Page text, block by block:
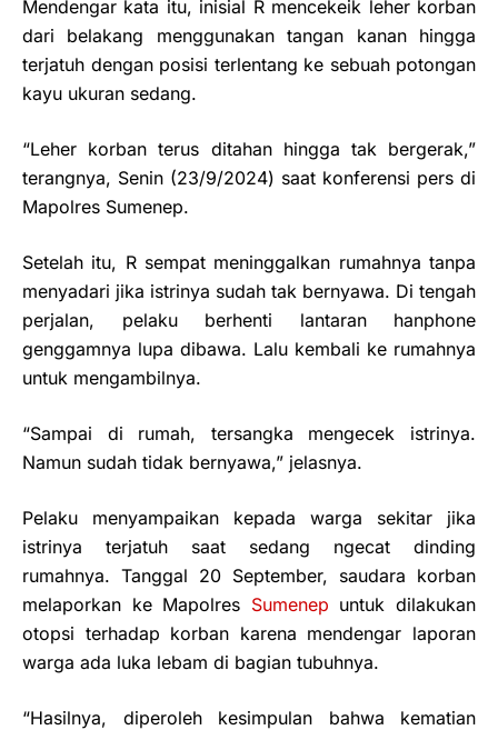
Mendengar kata itu, inisial R mencekeik leher korban
dari belakang menggunakan tangan kanan hingga
terjatuh dengan posisi terlentang ke sebuah potongan
kayu ukuran sedang.
“Leher korban terus ditahan hingga tak bergerak,”
terangnya, Senin (23/9/2024) saat konferensi pers di
Mapolres Sumenep.
Setelah itu, R sempat meninggalkan rumahnya tanpa
menyadari jika istrinya sudah tak bernyawa. Di tengah
perjalan, pelaku berhenti lantaran hanphone
genggamnya lupa dibawa. Lalu kembali ke rumahnya
untuk mengambilnya.
“Sampai di rumah, tersangka mengecek istrinya.
Namun sudah tidak bernyawa,” jelasnya.
Pelaku menyampaikan kepada warga sekitar jika
istrinya terjatuh saat sedang ngecat dinding
rumahnya. Tanggal 20 September, saudara korban
melaporkan ke Mapolres Sumenep untuk dilakukan
otopsi terhadap korban karena mendengar laporan
warga ada luka lebam di bagian tubuhnya.
“Hasilnya, diperoleh kesimpulan bahwa kematian